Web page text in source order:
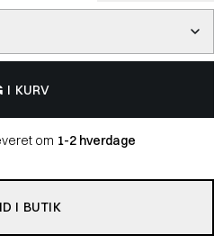
I KURV
om 1-2 hverdage
I BUTIK